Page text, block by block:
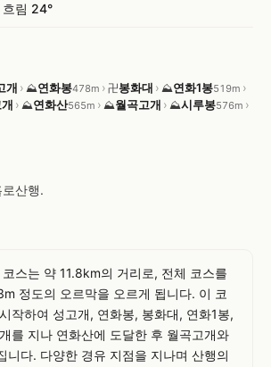
림 24°
개 › ⛰연화봉478m › 卍봉화대 › ⛰연화1봉519m ›
› ⛰연화산565m › ⛰월곡고개 › ⛰시루봉576m ›
산행.
스는 약 11.8km의 거리로, 전체 코스를
정도의 오르막을 오르게 됩니다. 이 코
작하여 성고개, 연화봉, 봉화대, 연화1봉,
를 지나 연화산에 도달한 후 월곡고개와
니다. 다양한 경유 지점을 지나며 산행의